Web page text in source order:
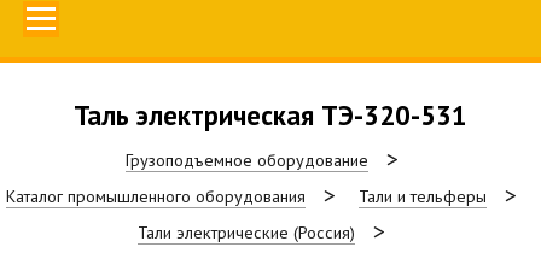
Таль электрическая ТЭ-320-531
Грузоподъемное оборудование
Каталог промышленного оборудования
Тали и тельферы
Тали электрические (Россия)